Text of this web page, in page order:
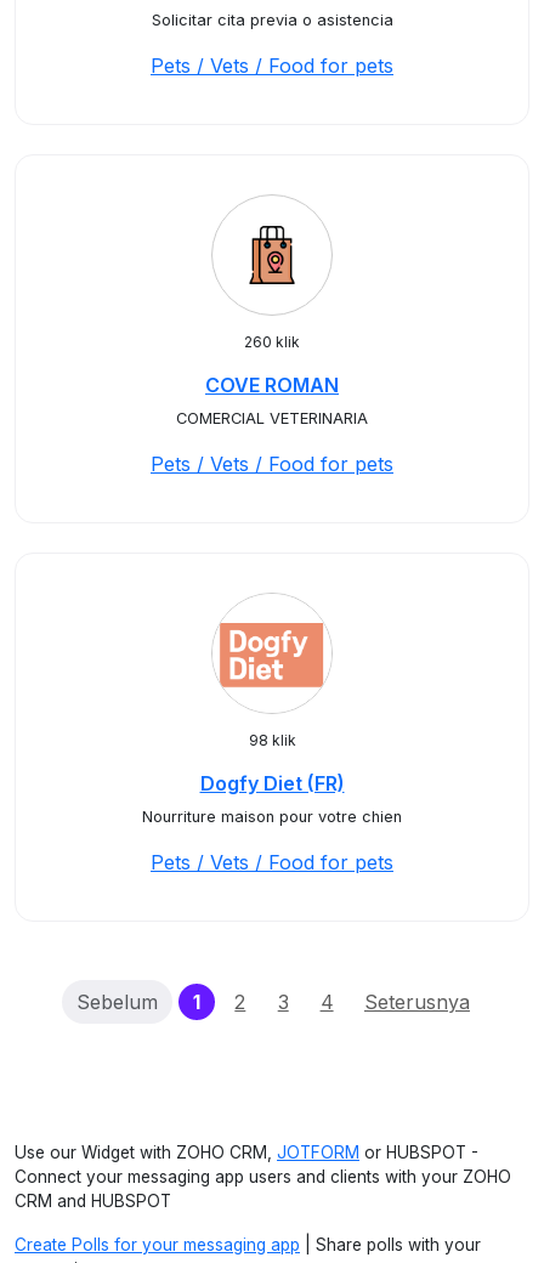
Solicitar cita previa o asistencia
Pets / Vets / Food for pets
260 klik
COVE ROMAN
COMERCIAL VETERINARIA
Pets / Vets / Food for pets
98 klik
Dogfy Diet (FR)
Nourriture maison pour votre chien
Pets / Vets / Food for pets
Sebelum 1(current)
2 3 4 Seterusnya
Use our Widget with ZOHO CRM, JOTFORM or HUBSPOT -
Connect your messaging app users and clients with your ZOHO
CRM and HUBSPOT
Create Polls for your messaging app | Share polls with your